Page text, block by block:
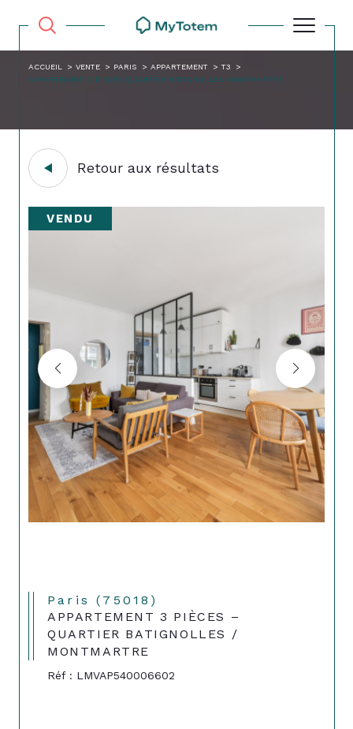
ACCUEIL VENTE PARIS APPARTEMENT
T3
APPARTEMENT 3 PIECES QUARTIER BATIGNOLLES MONTMARTRE
Retour aux résultats
VENDU
Paris (75018)
APPARTEMENT 3 PIÈCES –
QUARTIER BATIGNOLLES /
MONTMARTRE
Réf : LMVAP540006602